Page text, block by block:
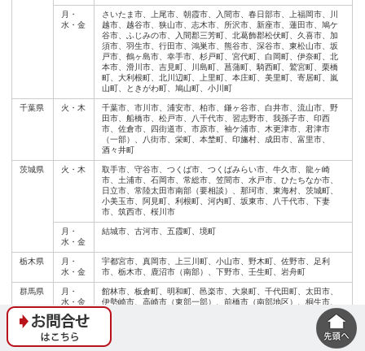
月・
水・金
さいたま市、上尾市、朝霞市、入間市、春日部市、上福岡市、川
越市、越谷市、狭山市、志木市、所沢市、新座市、蓮田市、鳩ケ
谷市、ふじみの市、入間郡三芳町、北葛飾郡松伏町、久喜市、加
須市、羽生市、行田市、鴻巣市、熊谷市、深谷市、東松山市、坂
戸市、鶴ヶ島市、幸手市、杉戸町、宮代町、白岡町、伊奈町、北
本市、滑川市、吉見町、川島町、菖蒲町、騎西町、鷲宮町、栗橋
町、大利根町、北川辺町、上里町、本庄町、美里町、寄居町、嵐
山町、ときがわ町、鳩山町、小川町
千葉県 火・木
千葉市、市川市、浦安市、柏市、鎌ヶ谷市、白井市、流山市、野
田市、船橋市、松戸市、八千代市、習志野市、我孫子市、印西
市、佐倉市、四街道市、市原市、袖ケ浦市、木更津市、君津市
（一部）、八街市、栄町、本埜町、印旛村、成田市、富里市、
酒々井町
茨城県 火・木
取手市、守谷市、つくば市、つくばみらい市、牛久市、龍ヶ崎
市、土浦市、石岡市、常総市、笠間市、水戸市、ひたちなか市、
日立市、常陸太田市南部（要相談）、那珂市、東海村、茨城町、
小美玉市、阿見町、利根町、河内町、坂東市、八千代市、下妻
市、筑西市、桜川市
月・
水・金
結城市、古河市、五霞町、境町
栃木県
月・
水・金
宇都宮市、真岡市、上三川町、小山市、野木町、佐野市、足利
市、栃木市、鹿沼市（南部）、下野市、壬生町、岩舟町
群馬県
月・
水・金
館林市、板倉町、明和町、邑楽市、大泉町、千代田町、太田市、
伊勢崎市、高崎市（東部一部）、前橋市（南部地区）、桐生市、
玉村町